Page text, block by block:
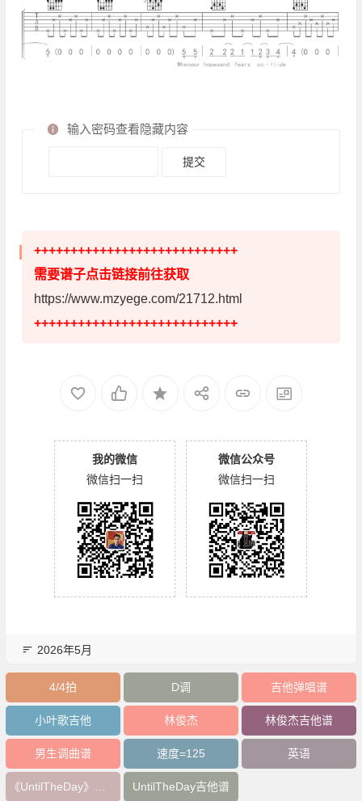
输入密码查看隐藏内容
++++++++++++++++++++++++++++
需要谱子点击链接前往获取
https://www.mzyege.com/21712.html
++++++++++++++++++++++++++++
我的微信
微信扫一扫
微信公众号
微信扫一扫
2026年5月
4/4拍 D调 吉他弹唱谱
小叶歌吉他 林俊杰 林俊杰吉他谱
男生调曲谱 速度=125 英语
UntilTheDay吉他谱